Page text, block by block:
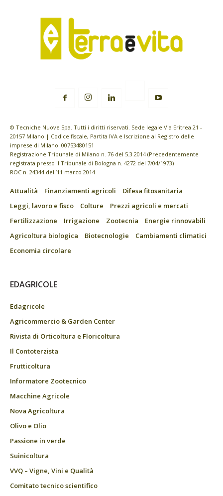
© Tecniche Nuove Spa. Tutti i diritti riservati. Sede legale Via Eritrea 21 -
20157 Milano | Codice fiscale, Partita IVA e Iscrizione al Registro delle
imprese di Milano: 00753480151
Registrazione Tribunale di Milano n. 76 del 5.3.2014 (Precedentemente
registrata presso il Tribunale di Bologna n. 4272 del 7/04/1973)
ROC n. 24344 dell’11 marzo 2014
Attualità Finanziamenti agricoli
Difesa fitosanitaria
Leggi, lavoro e fisco
Colture
Prezzi agricoli e mercati
Fertilizzazione
Irrigazione Zootecnia
Energie rinnovabili
Agricoltura biologica
Biotecnologie
Cambiamenti climatici
Economia circolare
EDAGRICOLE
Edagricole
Agricommercio & Garden Center
Rivista di Orticoltura e Floricoltura
Il Contoterzista
Frutticoltura
Informatore Zootecnico
Macchine Agricole
Nova Agricoltura
Olivo e Olio
Passione in verde
Suinicoltura
VVQ – Vigne, Vini e Qualità
Comitato tecnico scientifico